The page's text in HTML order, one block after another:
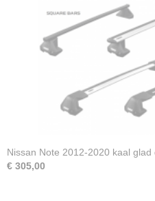
Nissan Note 2012-2020 kaal glad
€ 305,00